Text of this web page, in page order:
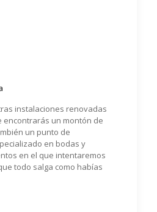
instalaciones renovadas
encontrarás un montón de
un punto de
en bodas y
en el que intentaremos
todo salga como habías